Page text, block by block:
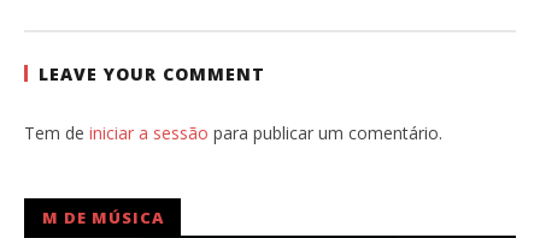
Ventura
LEAVE YOUR COMMENT
Tem de iniciar a sessão para publicar um comentário.
M DE MÚSICA